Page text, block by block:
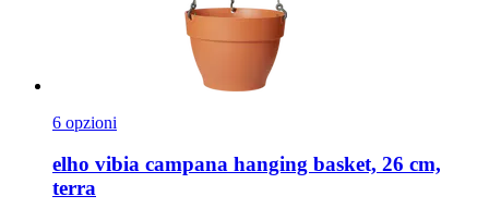
6 opzioni
elho vibia campana hanging basket, 26 cm,
terra